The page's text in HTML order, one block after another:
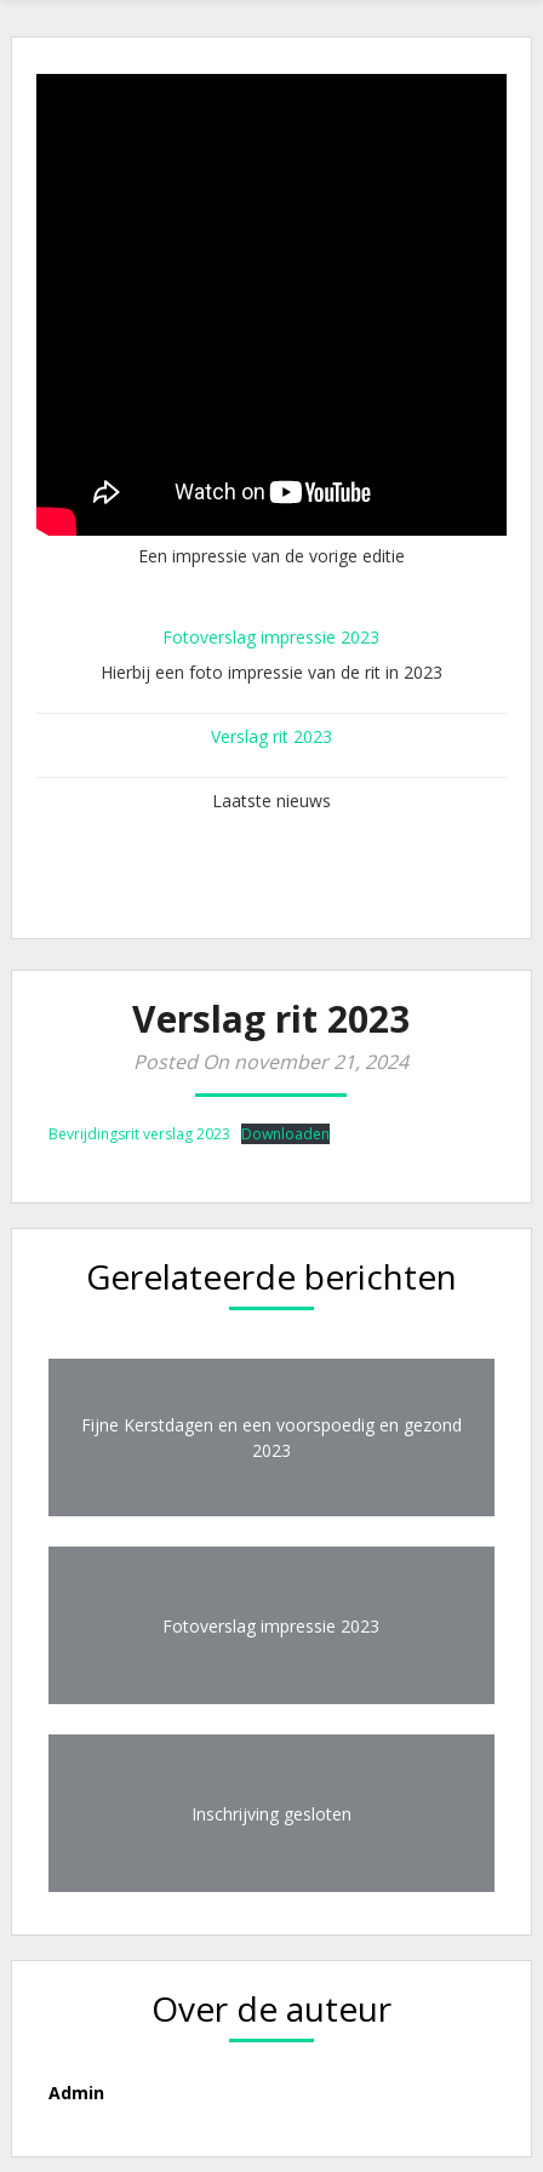
Een impressie van de vorige editie
Fotoverslag impressie 2023
Hierbij een foto impressie van de rit in 2023
Verslag rit 2023
Laatste nieuws
Verslag rit 2023
Posted On november 21, 2024
Bevrijdingsrit verslag 2023 Downloaden
Gerelateerde berichten
Fijne Kerstdagen en een voorspoedig en gezond
2023
Fotoverslag impressie 2023
Inschrijving gesloten
Over de auteur
Admin